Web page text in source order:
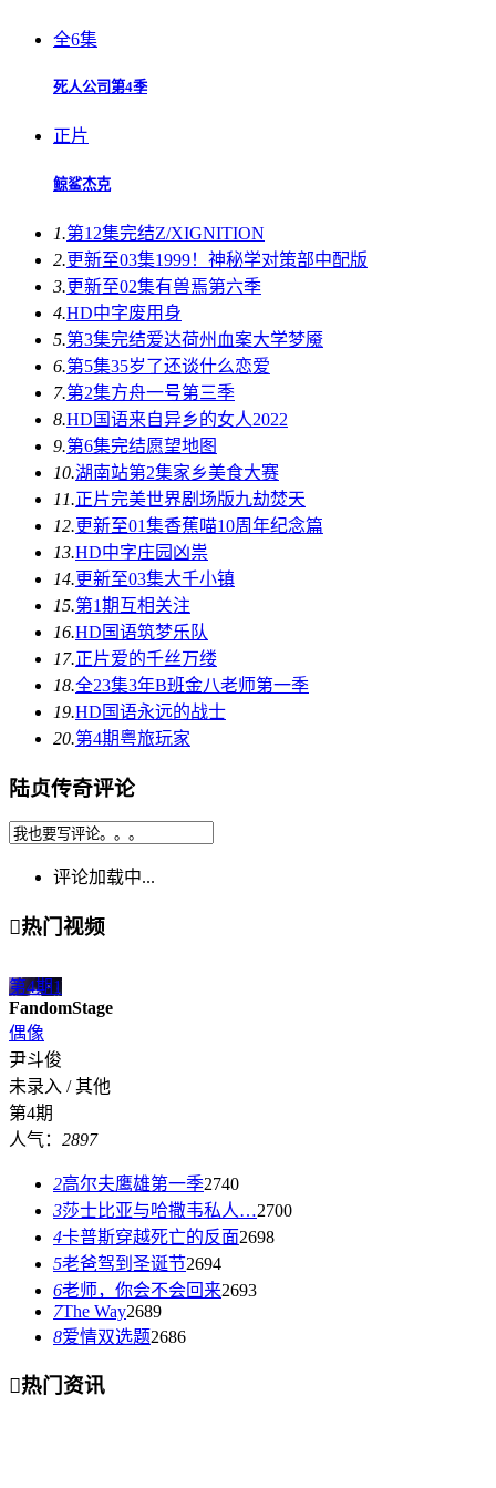
全6集
死人公司第4季
正片
鲸鲨杰克
1.第12集完结Z/XIGNITION
2.更新至03集1999！神秘学对策部中配版
3.更新至02集有兽焉第六季
4.HD中字废用身
5.第3集完结爱达荷州血案大学梦魇
6.第5集35岁了还谈什么恋爱
7.第2集方舟一号第三季
8.HD国语来自异乡的女人2022
9.第6集完结愿望地图
10.湖南站第2集家乡美食大赛
11.正片​完美世界剧场版九劫焚天​
12.更新至01集香蕉喵10周年纪念篇
13.HD中字庄园凶祟
14.更新至03集大千小镇
15.第1期互相关注
16.HD国语筑梦乐队
17.正片爱的千丝万缕
18.全23集3年B班金八老师第一季
19.HD国语永远的战士
20.第4期粤旅玩家
陆贞传奇评论
评论加载中...
热门视频
第4期1
FandomStage
偶像
尹斗俊
未录入 / 其他
第4期
人气： 2897
2高尔夫鹰雄第一季2740
3莎士比亚与哈撒韦私人…2700
4卡普斯穿越死亡的反面2698
5老爸驾到圣诞节2694
6老师，你会不会回来2693
7The Way2689
8爱情双选题2686
热门资讯